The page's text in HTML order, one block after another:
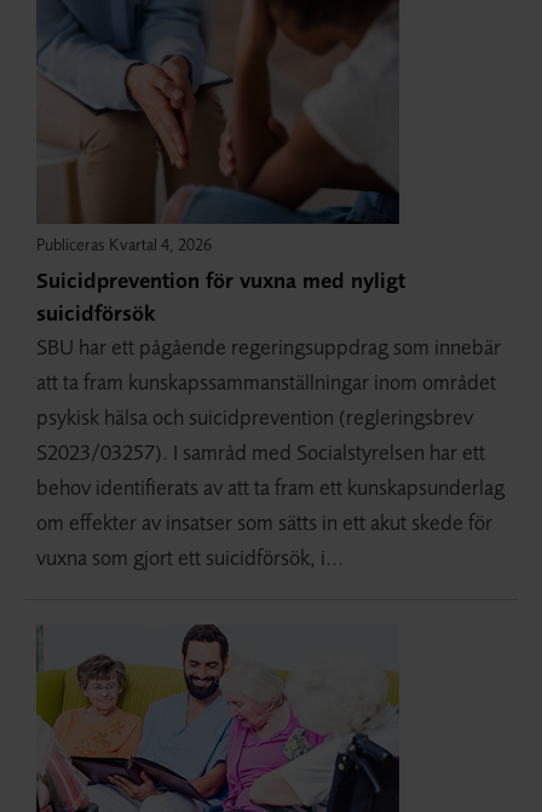
Publiceras Kvartal 4, 2026
Suicidprevention för vuxna med nyligt
suicidförsök
SBU har ett pågående regeringsuppdrag som innebär
att ta fram kunskapssammanställningar inom området
psykisk hälsa och suicidprevention (regleringsbrev
S2023/03257). I samråd med Socialstyrelsen har ett
behov identifierats av att ta fram ett kunskapsunderlag
om effekter av insatser som sätts in ett akut skede för
vuxna som gjort ett suicidförsök, i...